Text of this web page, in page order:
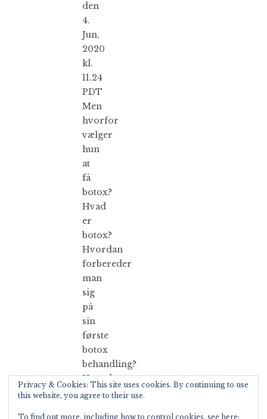
den
4.
Jun,
2020
kl.
11.24
PDT
Men
hvorfor
vælger
hun
at
få
botox?
Hvad
er
botox?
Hvordan
forbereder
man
sig
på
sin
første
botox
behandling?
Hvordan
påvirkes
Privacy & Cookies: This site uses cookies. By continuing to use
this website, you agree to their use.
To find out more, including how to control cookies, see here: